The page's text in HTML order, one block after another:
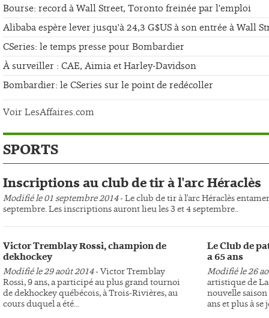
Bourse: record à Wall Street, Toronto freinée par l'emploi
Alibaba espère lever jusqu'à 24,3 G$US à son entrée à Wall
CSeries: le temps presse pour Bombardier
À surveiller : CAE, Aimia et Harley-Davidson
Bombardier: le CSeries sur le point de redécoller
Voir LesAffaires.com
SPORTS
Inscriptions au club de tir à l'arc Héraclès
Modifié le 01 septembre 2014- Le club de tir à l'arc Héraclès
septembre. Les inscriptions auront lieu les 3 et 4 septembre..
Victor Tremblay Rossi, champion de
dekhockey
Modifié le 29 août 2014- Victor Tremblay
Rossi, 9 ans, a participé au plus grand tournoi
de dekhockey québécois, à Trois-Rivières, au
cours duquel a été...
Le Club de
a 65 ans
Modifié le 26
artistique de
nouvelle
ans et plus à se